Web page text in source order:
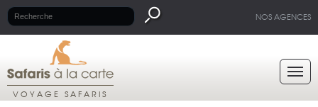
NOS AGENCES
VOYAGE SAFARIS